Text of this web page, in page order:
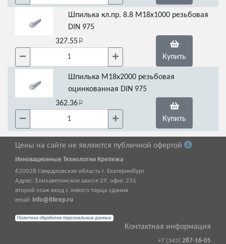
Шпилька кл.пр. 8.8 М18х1000 резьбовая
DIN 975
327.55
Купить
Шпилька М18х2000 резьбовая
оцинкованная DIN 975
362.36
Купить
Цены на сайте не являются публичной офертой
Инновационные Технологии Крепежа
620028 Свердловская область г. Екатеринбург
Адрес: Елизаветинское шоссе 29, офис 231
второй этаж вход с левого торца здания
email: info@itkrep.ru
Политика обработки персональных данных
Контактная информация
+7 (343) 287-16-05